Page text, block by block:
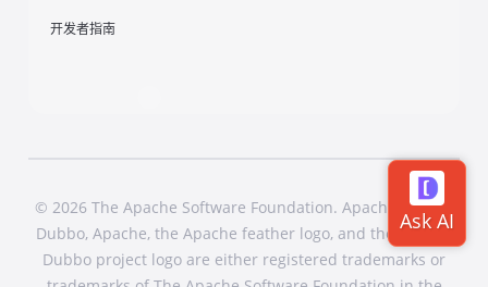
开发者指南
© 2026 The Apache Software Foundation. Apache Dubbo,
Dubbo, Apache, the Apache feather logo, and the Apache
Dubbo project logo are either registered trademarks or